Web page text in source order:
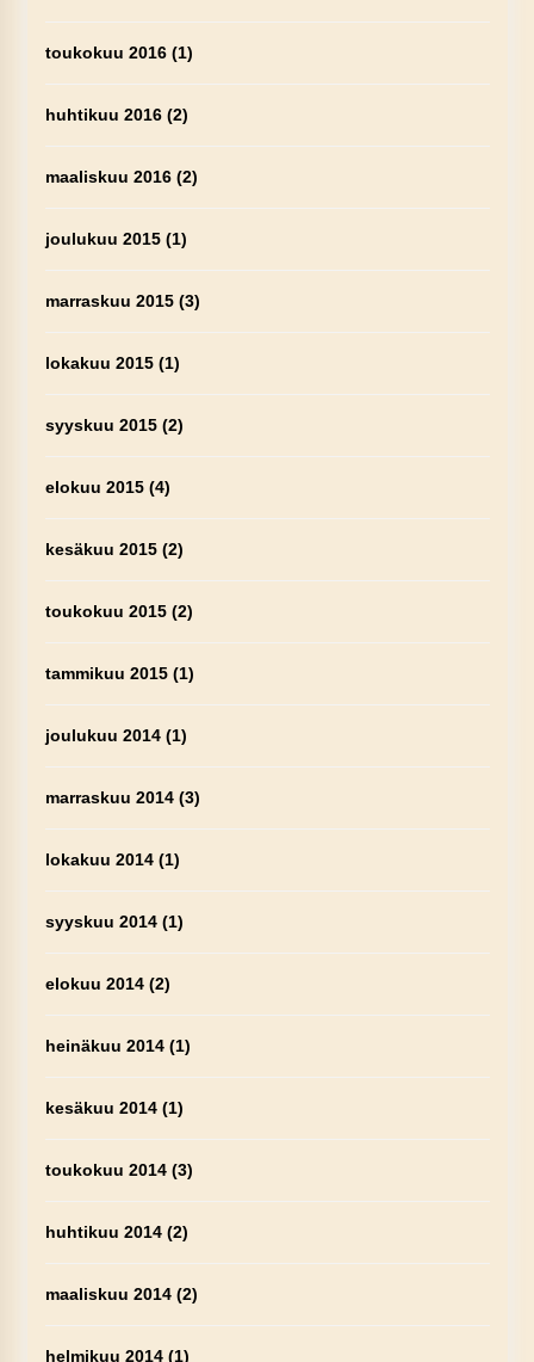
toukokuu 2016(1)
huhtikuu 2016(2)
maaliskuu 2016(2)
joulukuu 2015(1)
marraskuu 2015(3)
lokakuu 2015(1)
syyskuu 2015(2)
elokuu 2015(4)
kesäkuu 2015(2)
toukokuu 2015(2)
tammikuu 2015(1)
joulukuu 2014(1)
marraskuu 2014(3)
lokakuu 2014(1)
syyskuu 2014(1)
elokuu 2014(2)
heinäkuu 2014(1)
kesäkuu 2014(1)
toukokuu 2014(3)
huhtikuu 2014(2)
maaliskuu 2014(2)
helmikuu 2014(1)